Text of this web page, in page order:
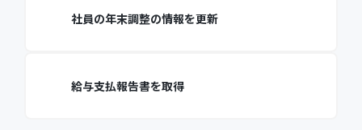
社員の年末調整の情報を更新
給与支払報告書を取得